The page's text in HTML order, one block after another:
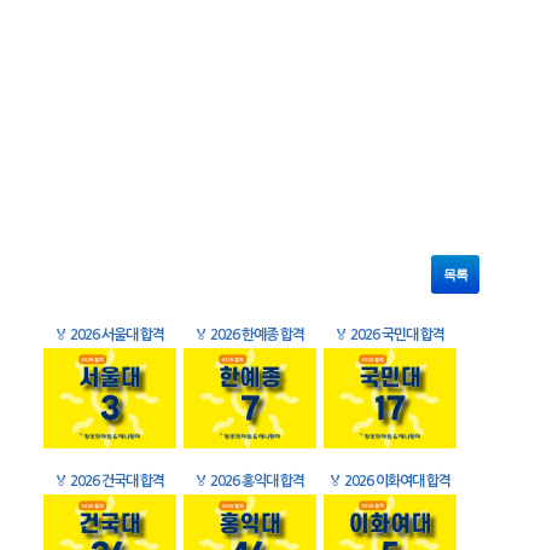
목록
🏅 2026 서울대 합격 🏅 2026 한예종 합격 🏅 2026 국민대 합격
🏅 2026 건국대 합격 🏅 2026 홍익대 합격 🏅 2026 이화여대 합격